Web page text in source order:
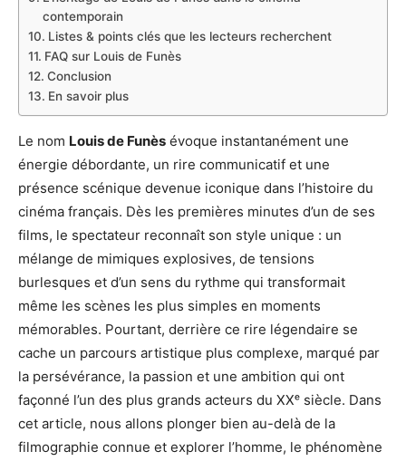
contemporain
Listes & points clés que les lecteurs recherchent
FAQ sur Louis de Funès
Conclusion
En savoir plus
Le nom Louis de Funès évoque instantanément une
énergie débordante, un rire communicatif et une
présence scénique devenue iconique dans l’histoire du
cinéma français. Dès les premières minutes d’un de ses
films, le spectateur reconnaît son style unique : un
mélange de mimiques explosives, de tensions
burlesques et d’un sens du rythme qui transformait
même les scènes les plus simples en moments
mémorables. Pourtant, derrière ce rire légendaire se
cache un parcours artistique plus complexe, marqué par
la persévérance, la passion et une ambition qui ont
façonné l’un des plus grands acteurs du XXᵉ siècle. Dans
cet article, nous allons plonger bien au-delà de la
filmographie connue et explorer l’homme, le phénomène